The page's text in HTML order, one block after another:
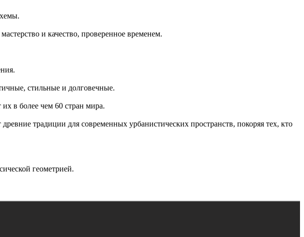
и качество, проверенное временем.
стильные и долговечные.
в более чем 60 стран мира.
традиции для современных урбанистических пространств, покоряя тех, кто
геометрией.